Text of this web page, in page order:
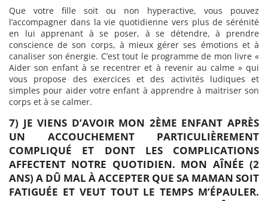
Que votre fille soit ou non hyperactive, vous pouvez
l’accompagner dans la vie quotidienne vers plus de sérénité
en lui apprenant à se poser, à se détendre, à prendre
conscience de son corps, à mieux gérer ses émotions et à
canaliser son énergie. C’est tout le programme de mon livre «
Aider son enfant à se recentrer et à revenir au calme » qui
vous propose des exercices et des activités ludiques et
simples pour aider votre enfant à apprendre à maitriser son
corps et à se calmer.
7) JE VIENS D’AVOIR MON 2ÈME ENFANT APRÈS
UN ACCOUCHEMENT PARTICULIÈREMENT
COMPLIQUÉ ET DONT LES COMPLICATIONS
AFFECTENT NOTRE QUOTIDIEN. MON AÎNÉE (2
ANS) A DÛ MAL À ACCEPTER QUE SA MAMAN SOIT
FATIGUÉE ET VEUT TOUT LE TEMPS M’ÉPAULER.